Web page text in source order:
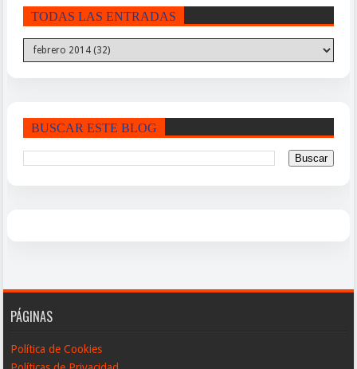
TODAS LAS ENTRADAS
BUSCAR ESTE BLOG
PÁGINAS
Política de Cookies